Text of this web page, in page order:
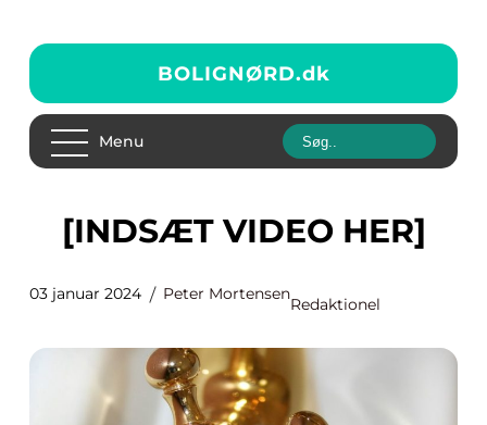
BOLIGNØRD.dk
Menu
[INDSÆT VIDEO HER]
03 januar 2024 Peter Mortensen
Redaktionel